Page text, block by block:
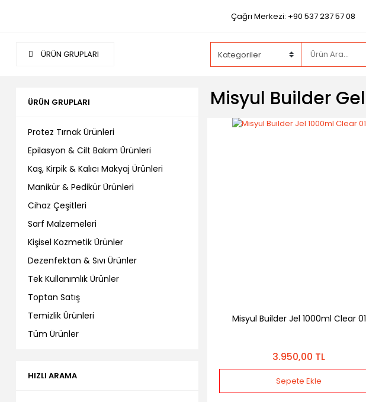
Çağrı Merkezi: +90 537 237 57 08
ÜRÜN GRUPLARI
ÜRÜN GRUPLARI
Protez Tırnak Ürünleri
Epilasyon & Cilt Bakım Ürünleri
Kaş, Kirpik & Kalıcı Makyaj Ürünleri
Manikür & Pedikür Ürünleri
Cihaz Çeşitleri
Sarf Malzemeleri
Kişisel Kozmetik Ürünler
Dezenfektan & Sıvı Ürünler
Tek Kullanımlık Ürünler
Toptan Satış
Temizlik Ürünleri
Tüm Ürünler
HIZLI ARAMA
Misyul Builder Gel
Misyul Builder Jel 1000ml Clear 01
3.950,00 TL
Sepete Ekle